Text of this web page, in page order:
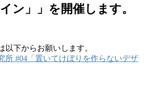
ン」」を開催します。
以下からお願いします。
所 #04「置いてけぼりを作らないデザ